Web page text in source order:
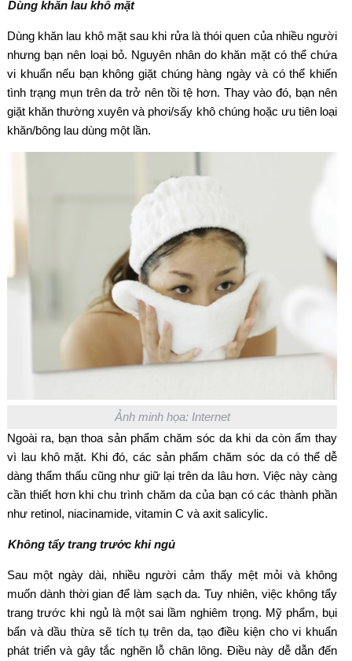
Dùng khăn lau khô mặt
Dùng khăn lau khô mặt sau khi rửa là thói quen của nhiều người
nhưng bạn nên loại bỏ. Nguyên nhân do khăn mặt có thể chứa
vi khuẩn nếu bạn không giặt chúng hàng ngày và có thể khiến
tình trạng mụn trên da trở nên tồi tệ hơn. Thay vào đó, bạn nên
giặt khăn thường xuyên và phơi/sấy khô chúng hoặc ưu tiên loại
khăn/bông lau dùng một lần.
Ảnh minh họa: Internet
Ngoài ra, bạn thoa sản phẩm chăm sóc da khi da còn ẩm thay
vì lau khô mặt. Khi đó, các sản phẩm chăm sóc da có thể dễ
dàng thẩm thấu cũng như giữ lại trên da lâu hơn. Việc này càng
cần thiết hơn khi chu trình chăm da của bạn có các thành phần
như retinol, niacinamide, vitamin C và axit salicylic.
Không tẩy trang trước khi ngủ
Sau một ngày dài, nhiều người cảm thấy mệt mỏi và không
muốn dành thời gian để làm sạch da. Tuy nhiên, việc không tẩy
trang trước khi ngủ là một sai lầm nghiêm trọng. Mỹ phẩm, bụi
bẩn và dầu thừa sẽ tích tụ trên da, tạo điều kiện cho vi khuẩn
phát triển và gây tắc nghẽn lỗ chân lông. Điều này dễ dẫn đến